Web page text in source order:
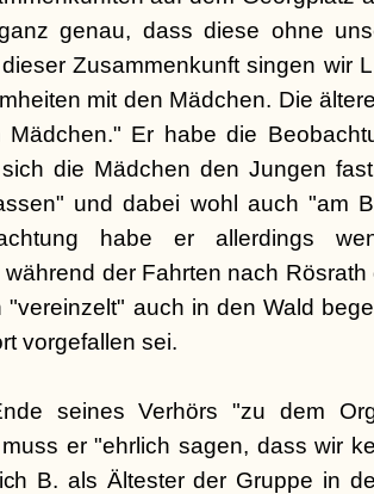
genau, dass diese ohne
Zusammenkunft singen wir
mit den Mädchen. Die
Mädchen." Er habe die
die Mädchen den Jungen
und dabei wohl auch "am
habe er allerdings
der Fahrten nach
"vereinzelt" auch in den Wald
vorgefallen sei.
seines Verhörs "zu dem
er "ehrlich sagen, dass wir
B. als Ältester der Gruppe in